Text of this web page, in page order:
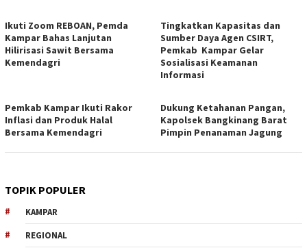
Ikuti Zoom REBOAN, Pemda
Kampar Bahas Lanjutan
Hilirisasi Sawit Bersama
Kemendagri
Tingkatkan Kapasitas dan
Sumber Daya Agen CSIRT,
Pemkab Kampar Gelar
Sosialisasi Keamanan
Informasi
Pemkab Kampar Ikuti Rakor
Inflasi dan Produk Halal
Bersama Kemendagri
Dukung Ketahanan Pangan,
Kapolsek Bangkinang Barat
Pimpin Penanaman Jagung
TOPIK POPULER
KAMPAR
REGIONAL